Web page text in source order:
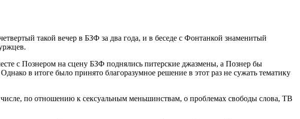
такой вечер в БЗФ за два года, и в беседе с Фонтанкой знаменитый
с Познером на сцену БЗФ поднялись питерские джазмены, а Познер бы
в итоге было принято благоразумное решение в этот раз не сужать тематику
числе, по отношению к сексуальным меньшинствам, о проблемах свободы слова, ТВ